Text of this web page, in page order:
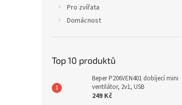
Pro zvířata
Domácnost
Top 10 produktů
Beper P206VEN401 dobíjecí mini
ventilátor, 2v1, USB
249 Kč